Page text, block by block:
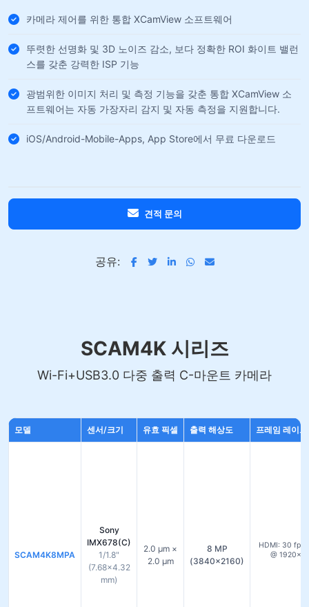
카메라 제어를 위한 통합 XCamView 소프트웨어
뚜렷한 선명화 및 3D 노이즈 감소, 보다 정확한 ROI 화이트 밸런
스를 갖춘 강력한 ISP 기능
광범위한 이미지 처리 및 측정 기능을 갖춘 통합 XCamView 소
프트웨어는 자동 가장자리 감지 및 자동 측정을 지원합니다.
iOS/Android-Mobile-Apps, App Store에서 무료 다운로드
견적 문의
공유:
SCAM4K 시리즈
Wi-Fi+USB3.0 다중 출력 C-마운트 카메라
모델 센서/크기 유효 픽셀 출력 해상도 프레임 레이
SCAM4K8MPA
Sony
IMX678(C)
1/1.8"
(7.68×4.32
mm)
2.0 µm ×
2.0 µm
8 MP
(3840×2160)
HDMI: 30 fps
@